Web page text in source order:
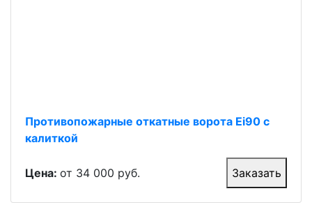
Противопожарные откатные ворота Ei90 с
калиткой
Цена: от 34 000 руб. Заказать